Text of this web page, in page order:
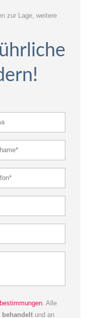
zur Lage, weitere
. Alle
und an